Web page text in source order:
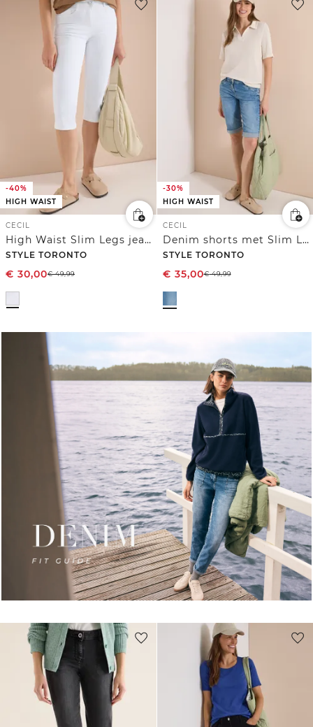
-40%
HIGH WAIST
CECIL
High Waist Slim Legs jeans in Slim Fit
STYLE TORONTO
€ 30,00€49,99
-30%
HIGH WAIST
CECIL
Denim shorts met Slim Legs
STYLE TORONTO
€ 35,00€49,99